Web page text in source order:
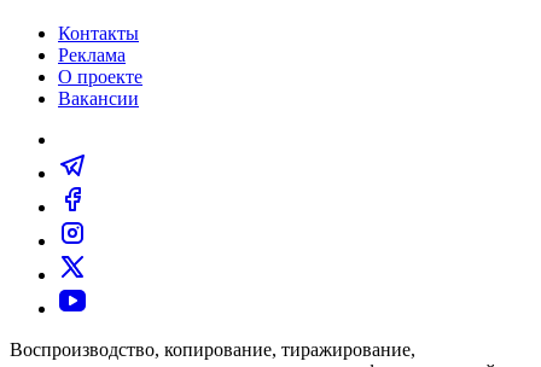
Контакты
Реклама
О проекте
Вакансии
Воспроизводство, копирование, тиражирование,